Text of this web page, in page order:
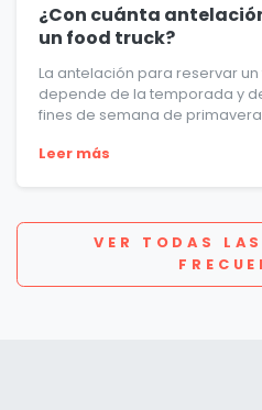
¿Con cuánta
un food truck?
La antelación para reservar un
depende de la temporada y
fines de semana de
Leer más
VER TODAS